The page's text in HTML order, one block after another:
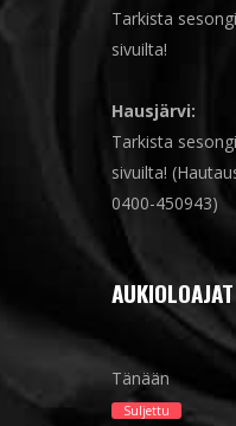
Tarkista
sivuilta!
Hausjärvi:
Tarkista
sivuilta!
0400-450943)
Tänään
Suljettu